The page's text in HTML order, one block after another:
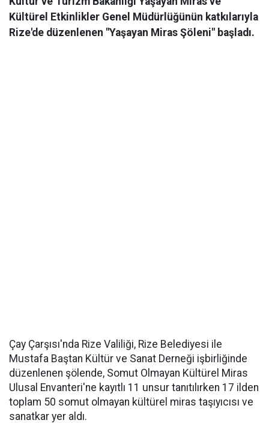
Kültürel Etkinlikler Genel Müdürlüğünün katkılarıyla
Rize'de düzenlenen "Yaşayan Miras Şöleni" başladı.
Çay Çarşısı'nda Rize Valiliği, Rize Belediyesi ile
Mustafa Baştan Kültür ve Sanat Derneği işbirliğinde
düzenlenen şölende, Somut Olmayan Kültürel Miras
Ulusal Envanteri'ne kayıtlı 11 unsur tanıtılırken 17 ilden
toplam 50 somut olmayan kültürel miras taşıyıcısı ve
sanatkar yer aldı.